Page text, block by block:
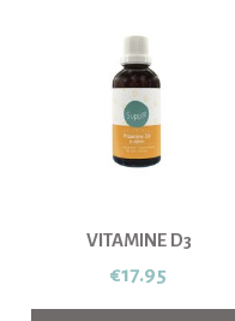
VITAMINE D3
€17.95